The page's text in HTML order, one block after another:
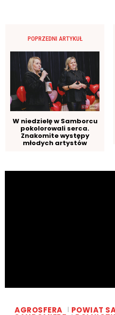
POPRZEDNI ARTYKUŁ
W niedzielę w Samborcu
pokolorowali serca.
Znakomite występy
młodych artystów